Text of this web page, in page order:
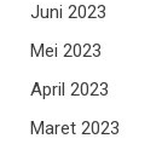
Juni 2023
Mei 2023
April 2023
Maret 2023